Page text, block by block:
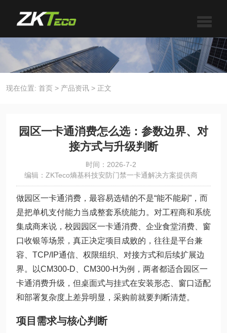
现在位置: 首页 > 产品资讯 > 正文
园区一卡通消费怎么选：参数边界、对
接方式与升级判断
时间：2026-7-2
编辑：ZKTeco熵基科技安防门禁一卡通解决方案提供商
做园区一卡通消费，最容易选错的不是“能不能刷”，而
是把单机支付能力当成整套系统能力。对工程商和系统
集成商来说，校园园区一卡通消费、企业食堂消费、窗
口收银等场景，真正决定项目成败的，往往是平台兼
容、TCP/IP通信、权限组织、对接方式和后续扩展边
界。以CM300-D、CM300-H为例，两者都适合园区一
卡通消费升级，但桌面式与挂式在安装形态、窗口适配
和部署复杂度上差异明显，采购前就要判断清楚。
项目需求与核心判断